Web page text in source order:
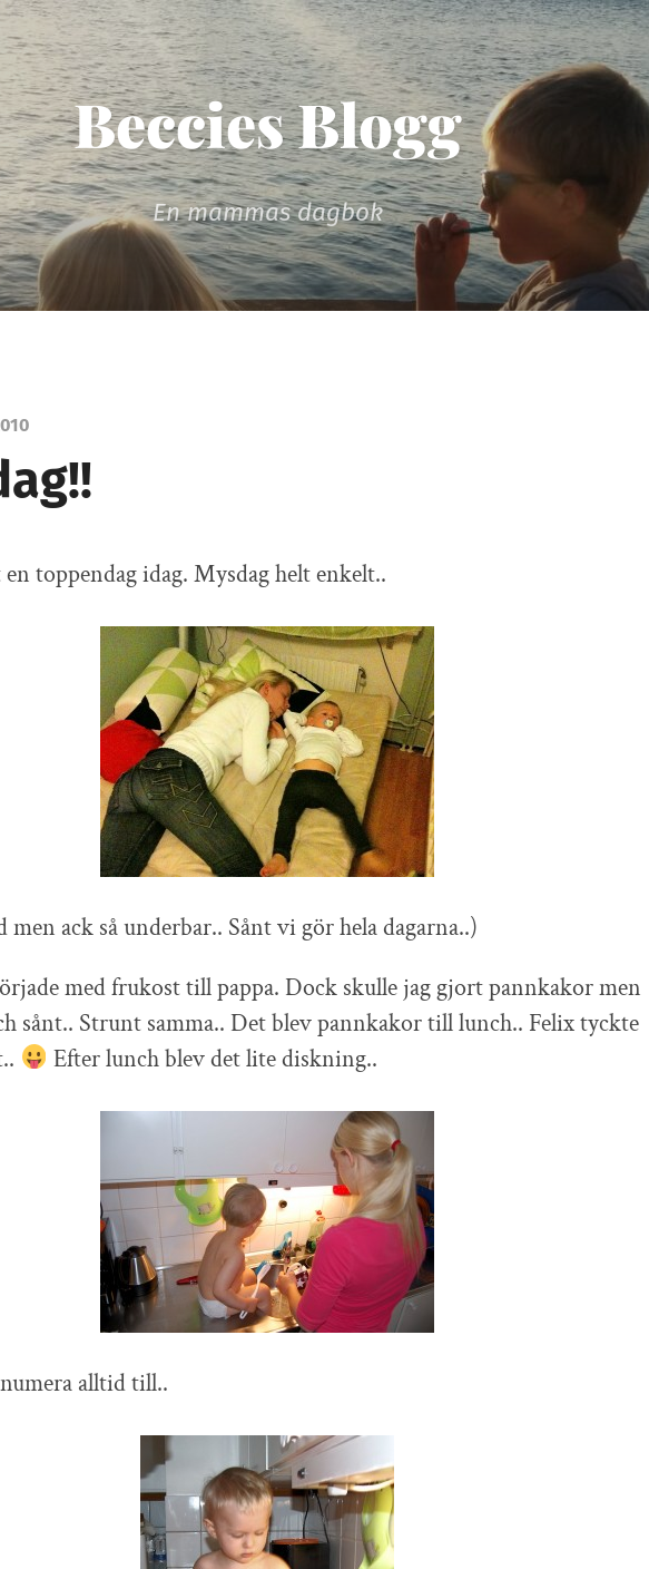
Beccies Blogg
En mammas dagbok
toppendag idag. Mysdag helt enkelt..
men ack så underbar.. Sånt vi gör hela dagarna..)
med frukost till pappa. Dock skulle jag gjort pannkakor men
sånt.. Strunt samma.. Det blev pannkakor till lunch.. Felix tyckte
Efter lunch blev det lite diskning..
alltid till..